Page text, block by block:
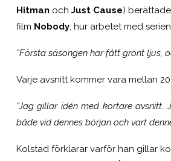
Hitman och Just Cause)
film Nobody, hur arbetet med
”Första säsongen har fått grönt ljus,
Varje avsnitt kommer vara mellan
”Jag gillar idén med kortare
både vid dennes början och vart
Kolstad förklarar varför han gillar